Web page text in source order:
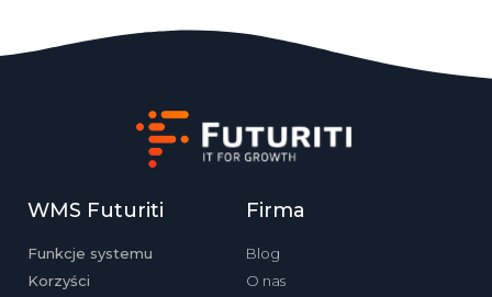
WMS Futuriti
Funkcje systemu
Korzyści
Firma
Blog
O nas